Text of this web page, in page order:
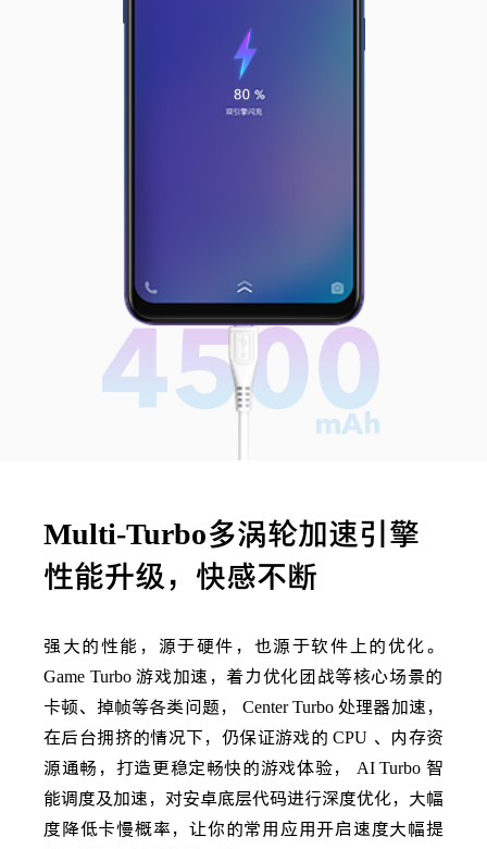
Multi-Turbo多涡轮加速引擎
性能升级，快感不断
强大的性能，源于硬件，也源于软件上的优化。
Game Turbo游戏加速，着力优化团战等核心场景的
卡顿、掉帧等各类问题，
Center Turbo 处理器加速，
在后台拥挤的情况下，仍保证游戏的 CPU 、内存资
源通畅，打造更稳定畅快的游戏体验，
AI Turbo智
能调度及加速，对安卓底层代码进行深度优化，大幅
度降低卡慢概率，让你的常用应用开启速度大幅提